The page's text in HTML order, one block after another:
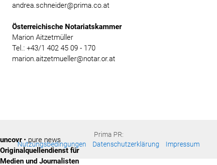
andrea.schneider@prima.co.at
Österreichische Notariatskammer
Marion Aitzetmüller
Tel.: +43/1 402 45 09 - 170
marion.aitzetmueller@notar.or.at
Prima PR:
Nutzungsbedingungen
Datenschutzerklärung Impressum
uncovr• pure news
Originalquellendienst für
Medien und Journalisten